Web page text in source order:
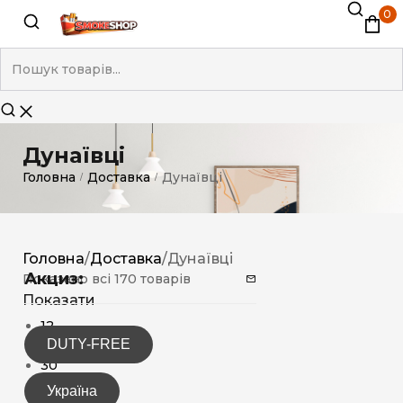
0
Дунаївці
Головна / Доставка / Дунаївці
Акциз:
DUTY-FREE
Україна
Головна/Доставка/Дунаївці
Показано всі 170 товарів
Показати
12
15
30